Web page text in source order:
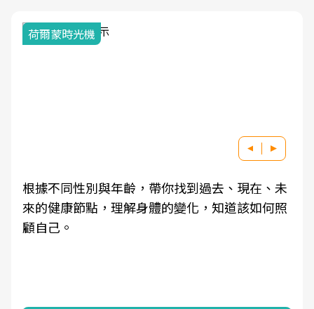
荷爾蒙時光機
根據不同性別與年齡，帶你找到過去、現在、未
來的健康節點，理解身體的變化，知道該如何照
顧自己。